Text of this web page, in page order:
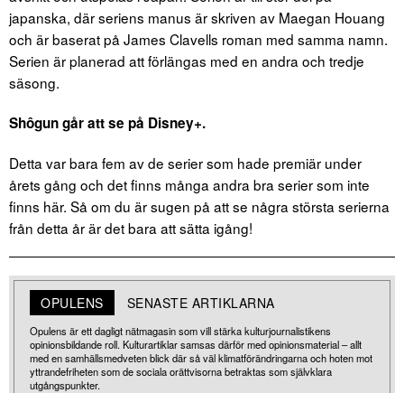
japanska, där seriens manus är skriven av Maegan Houang
och är baserat på James Clavells roman med samma namn.
Serien är planerad att förlängas med en andra och tredje
säsong.
Shôgun går att se på Disney+.
Detta var bara fem av de serier som hade premiär under
årets gång och det finns många andra bra serier som inte
finns här. Så om du är sugen på att se några största serierna
från detta år är det bara att sätta igång!
OPULENS SENASTE ARTIKLARNA
Opulens är ett dagligt nätmagasin som vill stärka kulturjournalistikens
opinionsbildande roll. Kulturartiklar samsas därför med opinionsmaterial – allt
med en samhällsmedveten blick där så väl klimatförändringarna och hoten mot
yttrandefriheten som de sociala orättvisorna betraktas som självklara
utgångspunkter.